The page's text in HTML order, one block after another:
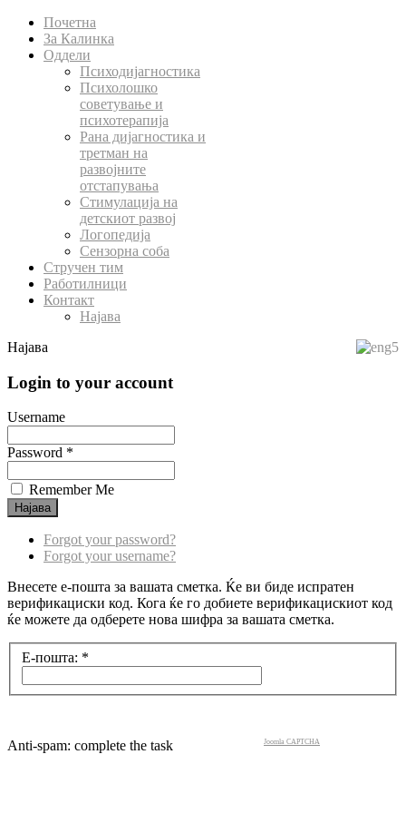
Почетна
За Калинка
Оддели
Психодијагностика
Психолошко
советување и
психотерапија
Рана дијагностика и
третман на
развојните
отстапувања
Стимулација на
детскиот развој
Логопедија
Сензорна соба
Стручен тим
Работилници
Контакт
Најава
Најава
Login to your account
Username
Password *
Remember Me
Forgot your password?
Forgot your username?
Внесете е-пошта за вашата сметка. Ќе ви биде испратен
верификациски код. Кога ќе го добиете верификацискиот код
ќе можете да одберете нова шифра за вашата сметка.
Е-пошта: *
Anti-spam: complete the task Joomla CAPTCHA